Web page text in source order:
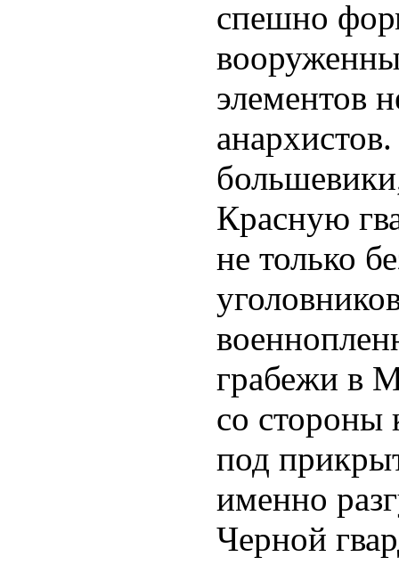
спешно
элементов
Красную
не только
грабежи в
со стороны
под
именно
Черной